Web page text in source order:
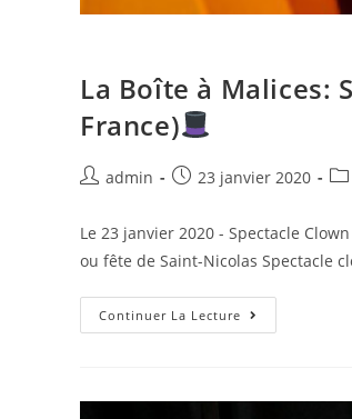
La Boîte à Malices:
France)
admin 23 janvier 2020
Le 23 janvier 2020 - Spectacle
ou fête de Saint-Nicolas Spectacle
Continuer La Lecture